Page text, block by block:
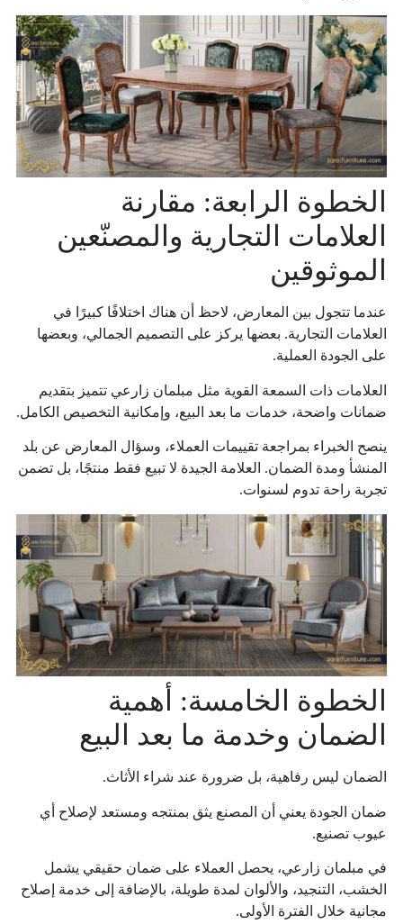
الخطوة الرابعة: مقارنة
العلامات التجارية والمصنّعين
الموثوقين
عندما تتجول بين المعارض، لاحظ أن هناك اختلافًا كبيرًا في
العلامات التجارية. بعضها يركز على التصميم الجمالي، وبعضها
على الجودة العملية.
العلامات ذات السمعة القوية مثل مبلمان زارعي تتميز بتقديم
ضمانات واضحة، خدمات ما بعد البيع، وإمكانية التخصيص الكامل.
ينصح الخبراء بمراجعة تقييمات العملاء، وسؤال المعارض عن بلد
المنشأ ومدة الضمان. العلامة الجيدة لا تبيع فقط منتجًا، بل تضمن
تجربة راحة تدوم لسنوات.
الخطوة الخامسة: أهمية
الضمان وخدمة ما بعد البيع
الضمان ليس رفاهية، بل ضرورة عند شراء الأثاث.
ضمان الجودة يعني أن المصنع يثق بمنتجه ومستعد لإصلاح أي
عيوب تصنيع.
في مبلمان زارعي، يحصل العملاء على ضمان حقيقي يشمل
الخشب، التنجيد، والألوان لمدة طويلة، بالإضافة إلى خدمة إصلاح
مجانية خلال الفترة الأولى.